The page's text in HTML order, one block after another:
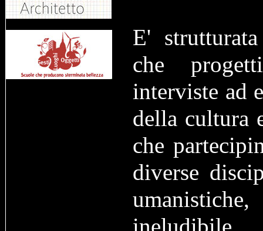
E'
che
interviste ad
della cultura
che
diverse